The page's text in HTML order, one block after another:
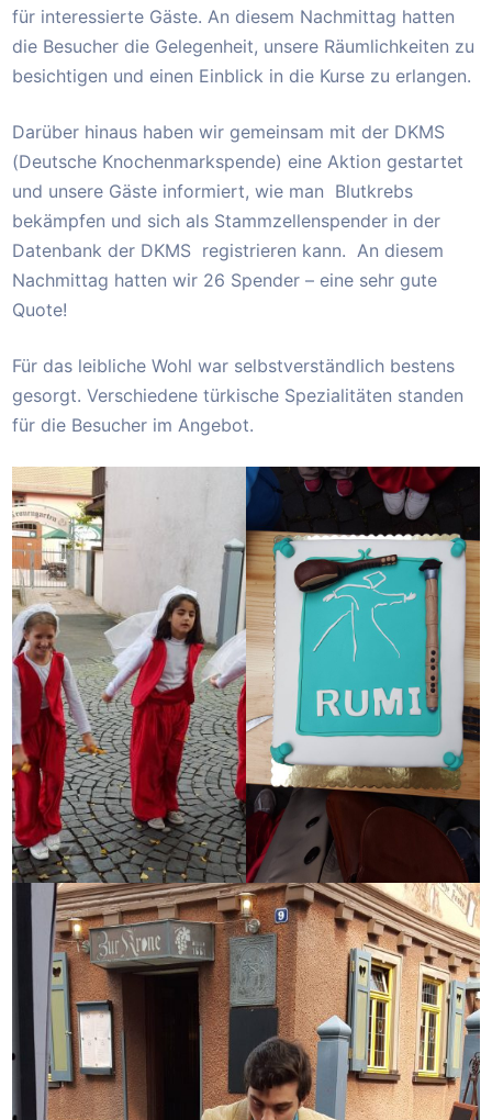
für interessierte Gäste. An diesem Nachmittag hatten
die Besucher die Gelegenheit, unsere Räumlichkeiten zu
besichtigen und einen Einblick in die Kurse zu erlangen.
Darüber hinaus haben wir gemeinsam mit der DKMS
(Deutsche Knochenmarkspende) eine Aktion gestartet
und unsere Gäste informiert, wie man Blutkrebs
bekämpfen und sich als Stammzellenspender in der
Datenbank der DKMS registrieren kann. An diesem
Nachmittag hatten wir 26 Spender – eine sehr gute
Quote!
Für das leibliche Wohl war selbstverständlich bestens
gesorgt. Verschiedene türkische Spezialitäten standen
für die Besucher im Angebot.